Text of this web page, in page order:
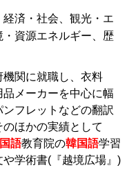
済・社会、観光・エ
資源エネルギー、歴
関に就職し、衣料
メーカーを中心に幅
フレットなどの翻訳
ほかの実績として
語教育院の韓国語学習
学術書(『越境広場』)